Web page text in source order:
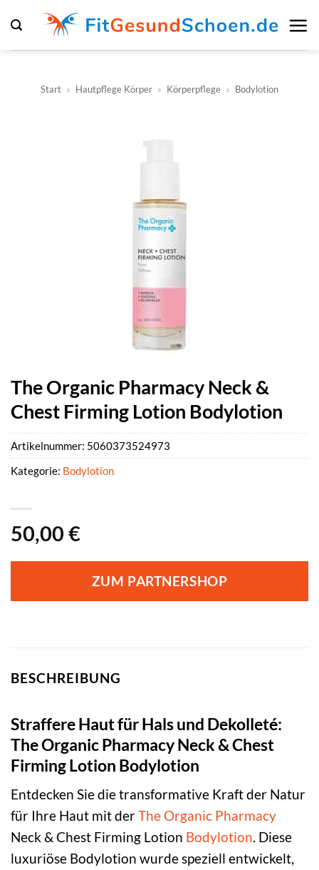
Inhalt
springen
Start » Hautpflege Körper » Körperpflege » Bodylotion
The Organic Pharmacy Neck &
Chest Firming Lotion Bodylotion
50,00 €
ZUM PARTNERSHOP
Artikelnummer: 5060373524973
Kategorie: Bodylotion
BESCHREIBUNG
Straffere Haut für Hals und Dekolleté:
The Organic Pharmacy Neck & Chest
Firming Lotion Bodylotion
Entdecken Sie die transformative Kraft der Natur
für Ihre Haut mit derThe Organic Pharmacy
Neck & Chest Firming Lotion Bodylotion. Diese
luxuriöse Bodylotion wurde speziell entwickelt,